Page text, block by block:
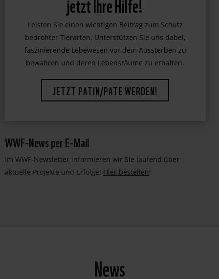
Leisten Sie einen wichtigen Beitrag zum Schutz
bedrohter Tierarten. Unterstützen Sie uns dabei,
faszinierende Lebewesen vor dem Aussterben zu
bewahren und deren Lebensräume zu erhalten.
JETZT PATIN/PATE WERDEN!
WWF-News per E-Mail
Im WWF-Newsletter informieren wir Sie laufend über
aktuelle Projekte und Erfolge: Hier bestellen!
News